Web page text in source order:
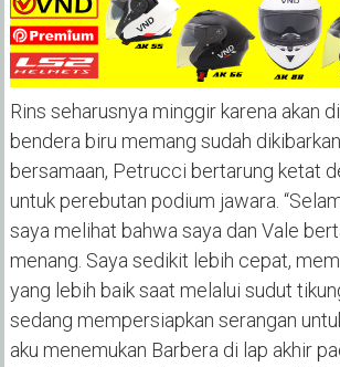
Rins seharusnya minggir karena akan
bendera biru memang sudah
bersamaan, Petrucci bertarung ketat
untuk perebutan podium jawara.
saya melihat bahwa saya dan Vale
menang. Saya sedikit lebih cepat,
yang lebih baik saat melalui sudut
sedang mempersiapkan serangan
aku menemukan Barbera di lap akhir